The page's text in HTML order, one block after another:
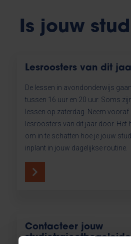
Is jouw
Lesroosters van dit
De lessen in avondonderwijs
tussen 16 uur en 20 uur. Soms
lessen op zaterdag. Neem vooraf
lesroosters van dit jaar door. Het
om in te schatten hoe je jouw
inplant in jouw dagelijkse routine.
Contacteer jouw